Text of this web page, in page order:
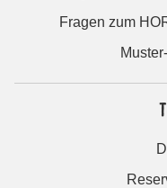
Fragen zum